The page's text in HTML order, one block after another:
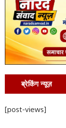
ब्रेकिंग न्यूज़
[post-views]